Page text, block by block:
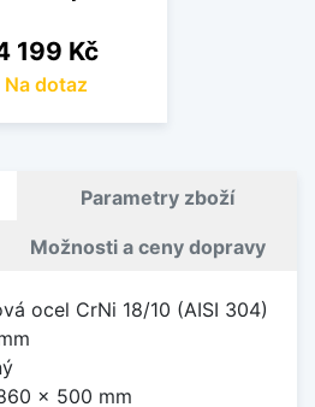
199 Kč
Na dotaz
Parametry zboží
Možnosti a ceny dopravy
ocel CrNi 18/10 (AISI 304)
x 500 mm